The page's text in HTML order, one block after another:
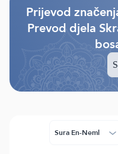
Prijevod
Prevod djela
Sura En-Neml